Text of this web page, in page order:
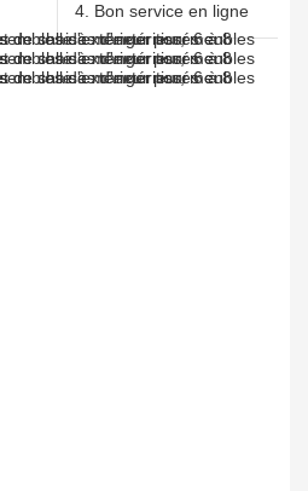
4. Bon service en ligne